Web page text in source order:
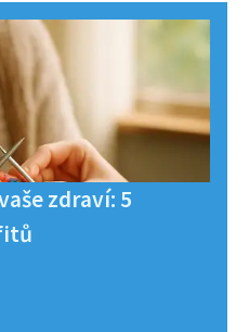
zdraví: 5